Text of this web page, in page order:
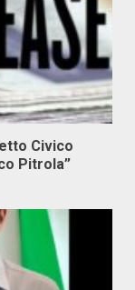
Civico
Pitrola”